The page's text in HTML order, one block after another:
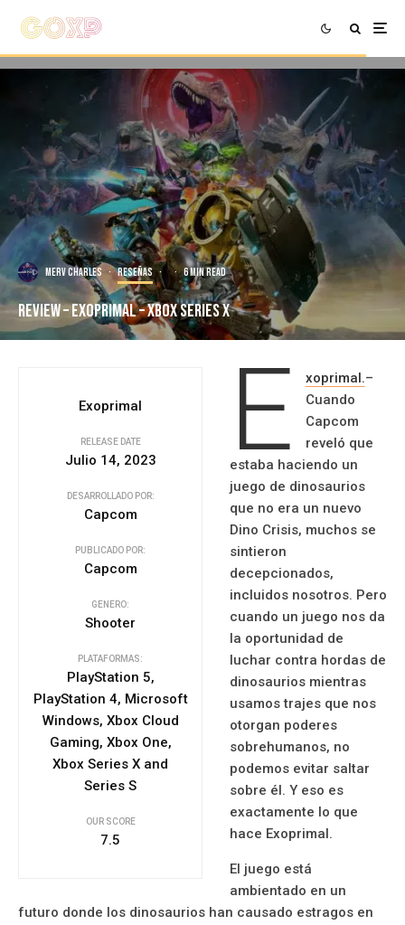
Merv Charles · Reseñas · · 6 min read
Review – Exoprimal – Xbox Series X
Exoprimal
RELEASE DATE
Julio 14, 2023
DESARROLLADO POR:
Capcom
PUBLICADO POR:
Capcom
GENERO:
Shooter
PLATAFORMAS:
PlayStation 5,
PlayStation 4, Microsoft
Windows, Xbox Cloud
Gaming, Xbox One,
Xbox Series X and
Series S
OUR SCORE
7.5
E xoprimal.–
Cuando
Capcom
reveló que
estaba haciendo un
juego de dinosaurios
que no era un nuevo
Dino Crisis, muchos se
sintieron
decepcionados,
incluidos nosotros. Pero
cuando un juego nos da
la oportunidad de
luchar contra hordas de
dinosaurios mientras
usamos trajes que nos
otorgan poderes
sobrehumanos, no
podemos evitar saltar
sobre él. Y eso es
exactamente lo que
hace Exoprimal.
El juego está
ambientado en un
futuro donde los dinosaurios han causado estragos en